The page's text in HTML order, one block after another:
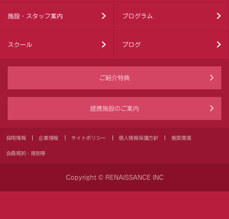
施設・スタッフ案内 プログラム
スクール ブログ
ご紹介特典
提携施設のご案内
採用情報 企業情報 サイトポリシー 個人情報保護方針 推奨環境
会員規約・規則等
Copyright © RENAISSANCE INC